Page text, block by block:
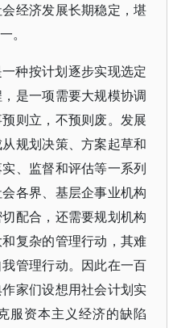
经济发展长期稳定，堪
。
种按计划逐步实现选定
是一项需要大规模协调
则立，不预则废。发展
规划决策、方案起草和
、监督和评估等一系列
各界、基层企事业机构
配合，还需要规划机构
复杂的管理行动，其难
管理行动。因此在一百
家们设想用社会计划实
服资本主义经济的缺陷